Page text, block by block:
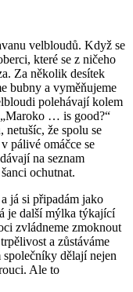
velbloudů. Když se
které se z ničeho
Za několik desítek
bubny a vyměňujeme
polehávají kolem
… is good?“
netušíc, že spolu se
pálivé omáčce se
na seznam
ochutnat.
já si připadám jako
je další mýlka týkající
zvládneme zmoknout
a zůstáváme
společníky dělají nejen
Ale to